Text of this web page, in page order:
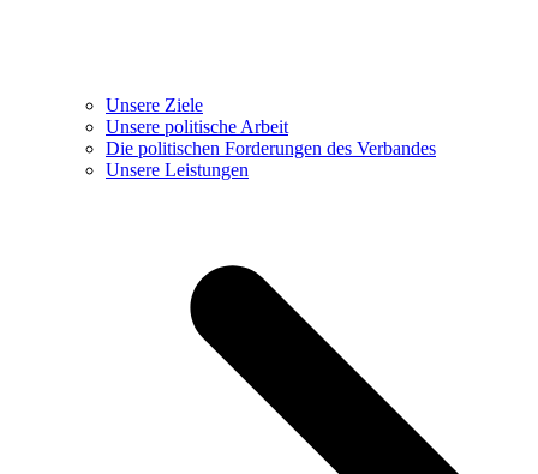
Unsere Ziele
Unsere politische Arbeit
Die politischen Forderungen des Verbandes
Unsere Leistungen